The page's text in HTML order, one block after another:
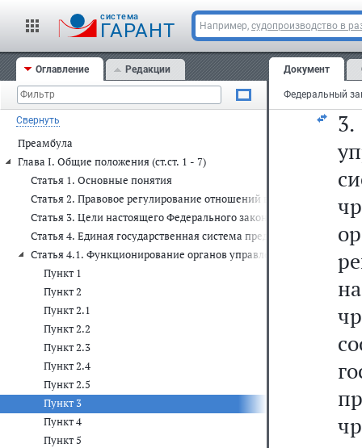
cистема
ГАРАНТ Например, судопроизводство в
Оглавление Редакции
Свернуть
Преамбула
Глава I. Общие положения (ст.ст. 1 - 7)
Статья 1. Основные понятия
Статья 2. Правовое регулирование отношений в области защиты
Статья 3. Цели настоящего Федерального закона
Статья 4. Единая государственная система предупреждения и
Статья 4.1. Функционирование органов управления и сил
Пункт 1
Пункт 2
Пункт 2.1
Пункт 2.2
Пункт 2.3
Пункт 2.4
Пункт 2.5
Пункт 3
Пункт 4
Пункт 5
Документ